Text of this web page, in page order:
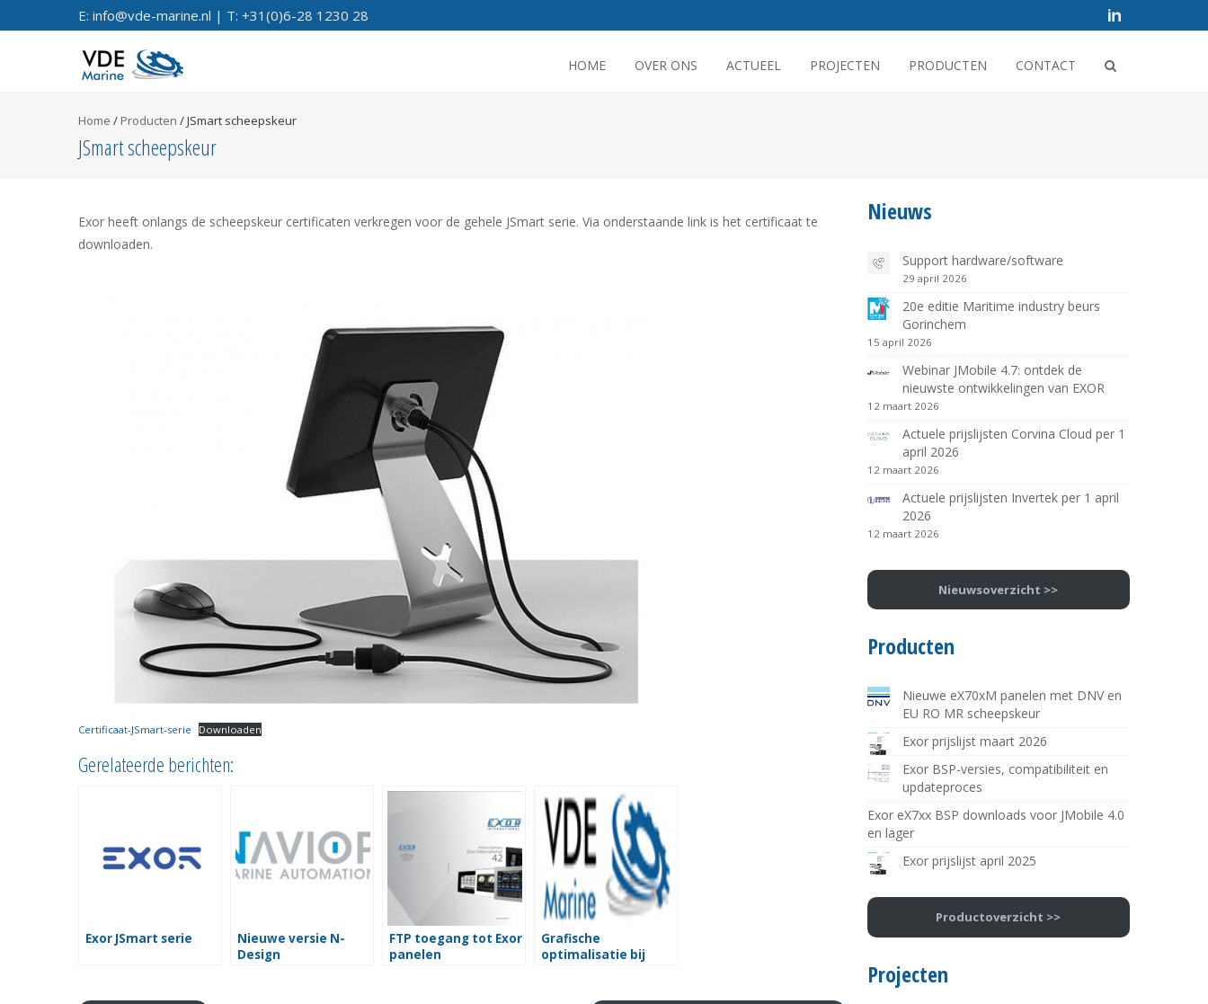
E: info@vde-marine.nl | T: +31(0)6-28 1230 28
HOME OVER ONS ACTUEEL PROJECTEN PRODUCTEN CONTACT
Home / Producten /JSmart scheepskeur
JSmart scheepskeur
Exor heeft onlangs de scheepskeur certificaten verkregen voor de gehele JSmart serie. Via onderstaande link is het certificaat te
downloaden.
Certificaat-JSmart-serie Downloaden
Gerelateerde berichten:
Exor JSmart serie
Nieuwe versie N-
Design
FTP toegang tot Exor
panelen
Grafische
optimalisatie bij
Nieuws
Support hardware/software
29 april 2026
20e editie Maritime industry beurs
Gorinchem
15 april 2026
Webinar JMobile 4.7: ontdek de
nieuwste ontwikkelingen van EXOR
12 maart 2026
Actuele prijslijsten Corvina Cloud per 1
april 2026
12 maart 2026
Actuele prijslijsten Invertek per 1 april
2026
12 maart 2026
Nieuwsoverzicht >>
Producten
Nieuwe eX70xM panelen met DNV en
EU RO MR scheepskeur
Exor prijslijst maart 2026
Exor BSP-versies, compatibiliteit en
updateproces
Exor eX7xx BSP downloads voor JMobile 4.0
en lager
Exor prijslijst april 2025
Productoverzicht >>
Projecten